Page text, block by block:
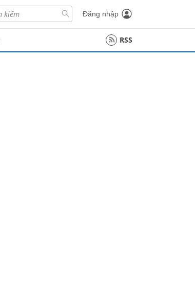
Đăng nhập
RSS